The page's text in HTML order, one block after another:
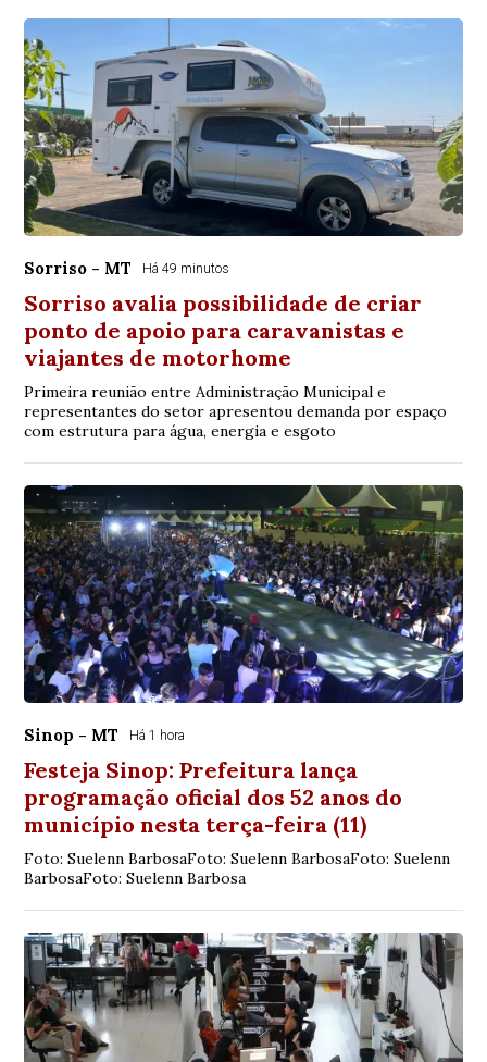
Sorriso - MT Há 49 minutos
Sorriso avalia possibilidade de criar
ponto de apoio para caravanistas e
viajantes de motorhome
Primeira reunião entre Administração Municipal e
representantes do setor apresentou demanda por espaço
com estrutura para água, energia e esgoto
Sinop - MT Há 1 hora
Festeja Sinop: Prefeitura lança
programação oficial dos 52 anos do
município nesta terça-feira (11)
Foto: Suelenn BarbosaFoto: Suelenn BarbosaFoto: Suelenn
BarbosaFoto: Suelenn Barbosa